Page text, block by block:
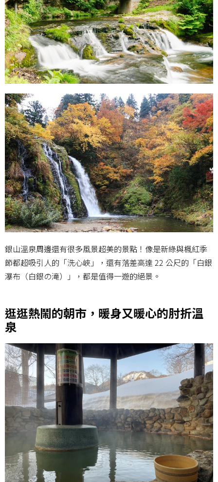
銀山溫泉周邊還有很多風景超美的景點！像是新綠與楓紅季
節都超吸引人的「洗心峽」，還有落差高達 22 公尺的「白銀
瀑布（白銀の滝）」，都是值得一遊的絕景。
逛逛熱鬧的朝市，暖身又暖心的肘折溫
泉